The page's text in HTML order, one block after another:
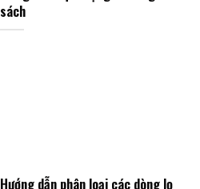
sách
Hướng dẫn phân loại các dòng lọ